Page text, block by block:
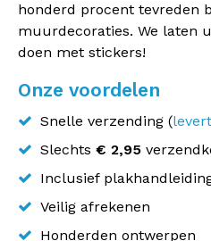
honderd procent tevreden
muurdecoraties. We laten
doen met stickers!
Onze voordelen
Snelle verzending (
Slechts € 2,95
Inclusief
Veilig afrekenen
Honderden ontwerpen